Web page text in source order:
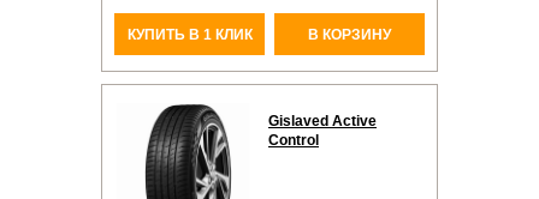
КУПИТЬ В 1 КЛИК В КОРЗИНУ
Gislaved Active
Control